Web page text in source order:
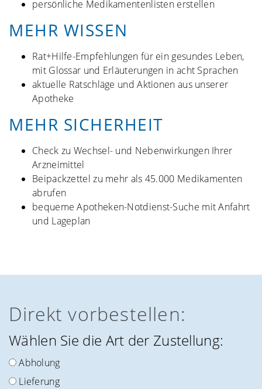
persönliche Medikamentenlisten erstellen
MEHR WISSEN
Rat+Hilfe-Empfehlungen für ein gesundes Leben,
mit Glossar und Erläuterungen in acht Sprachen
aktuelle Ratschläge und Aktionen aus unserer
Apotheke
MEHR SICHERHEIT
Check zu Wechsel- und Nebenwirkungen Ihrer
Arzneimittel
Beipackzettel zu mehr als 45.000 Medikamenten
abrufen
bequeme Apotheken-Notdienst-Suche mit Anfahrt
und Lageplan
Direkt vorbestellen:
Wählen Sie die Art der Zustellung:
Abholung
Lieferung